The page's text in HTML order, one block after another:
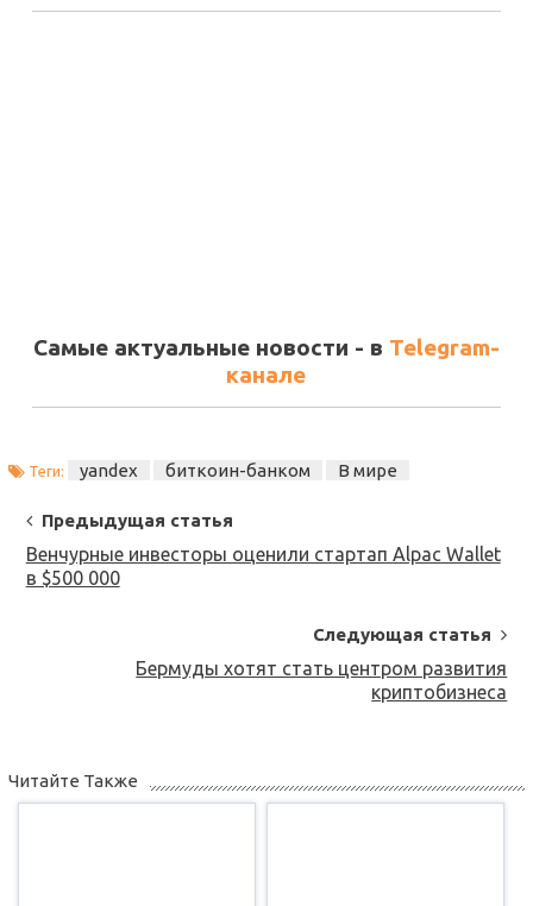
Самые актуальные новости - в Telegram-
канале
Теги: yandex биткоин-банком В мире
Post
Navigation
Предыдущая статья
Венчурные инвесторы оценили стартап Alpac Wallet
в $500 000
Следующая статья
Бермуды хотят стать центром развития
криптобизнеса
Читайте Также